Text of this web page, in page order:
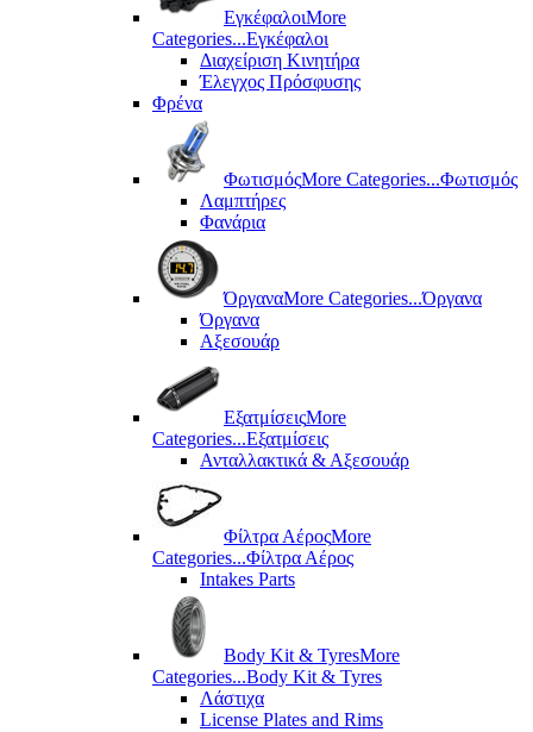
ΕγκέφαλοιMore
Categories...Εγκέφαλοι
Διαχείριση Κινητήρα
Έλεγχος Πρόσφυσης
Φρένα
ΦωτισμόςMore Categories...Φωτισμός
Λαμπτήρες
Φανάρια
ΌργαναMore Categories...Όργανα
Όργανα
Αξεσουάρ
ΕξατμίσειςMore
Categories...Εξατμίσεις
Ανταλλακτικά & Αξεσουάρ
Φίλτρα ΑέροςMore
Categories...Φίλτρα Αέρος
Intakes Parts
Body Kit & TyresMore
Categories...Body Kit & Tyres
Λάστιχα
License Plates and Rims